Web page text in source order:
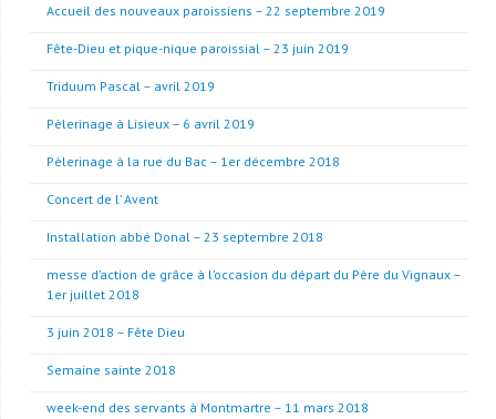
Accueil des nouveaux paroissiens – 22 septembre 2019
Fête-Dieu et pique-nique paroissial – 23 juin 2019
Triduum Pascal – avril 2019
Pèlerinage à Lisieux – 6 avril 2019
Pèlerinage à la rue du Bac – 1er décembre 2018
Concert de l’ Avent
Installation abbé Donal – 23 septembre 2018
messe d’action de grâce à l’occasion du départ du Père du Vignaux –
1er juillet 2018
3 juin 2018 – Fête Dieu
Semaine sainte 2018
week-end des servants à Montmartre – 11 mars 2018